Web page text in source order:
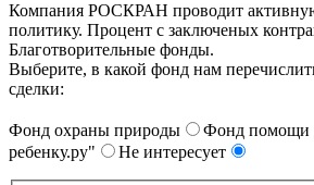
Компания РОСКРАН проводит
политику. Процент с заключеных
Благотворительные фонды.
Выберите, в какой фонд нам
сделки:
Фонд охраны природы
Фонд помощи
ребенку.ру"
Не интересует